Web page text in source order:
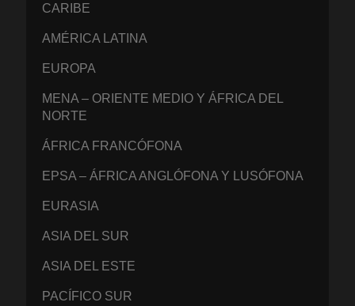
CARIBE
AMÉRICA LATINA
EUROPA
MENA – ORIENTE MEDIO Y ÁFRICA DEL
NORTE
ÁFRICA FRANCÓFONA
EPSA – ÁFRICA ANGLÓFONA Y LUSÓFONA
EURASIA
ASIA DEL SUR
ASIA DEL ESTE
PACÍFICO SUR